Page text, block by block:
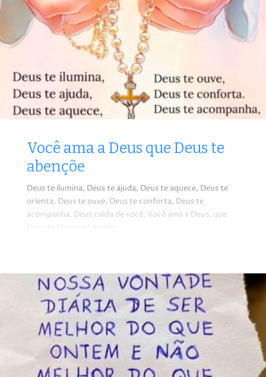
Você ama a Deus que Deus te
abençõe
Deus te ilumina, Deus te ajuda, Deus te aquece, Deus te
orienta, Deus te ouve, Deus te conforta, Deus te
acompanha, Deus cuida de você, Você ama a Deus, que